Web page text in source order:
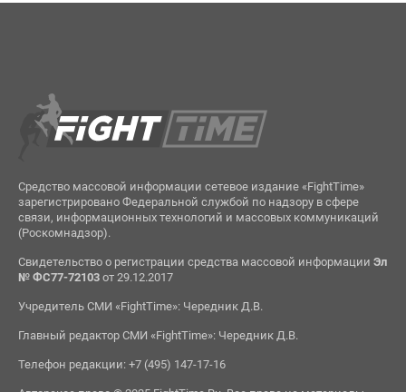
Средство массовой информации сетевое издание «FightTime»
зарегистрировано Федеральной службой по надзору в сфере
связи, информационных технологий и массовых коммуникаций
(Роскомнадзор).
Свидетельство о регистрации средства массовой информации Эл
№ ФС77-72103от 29.12.2017
Учредитель СМИ «FightTime»: Чередник Д.В.
Главный редактор СМИ «FightTime»: Чередник Д.В.
Телефон редакции: +7 (495) 147-17-16